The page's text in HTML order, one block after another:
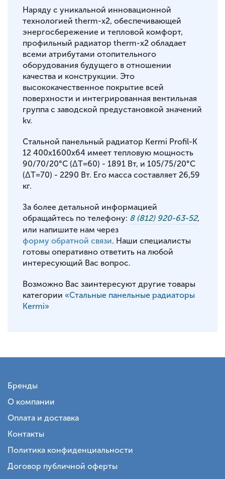
Наряду с уникальной инновационной
технологией therm-x2, обеспечивающей
энергосбережение и тепловой комфорт,
профильный радиатор therm-x2 обладает
всеми атрибутами отопительного
оборудования будущего в отношении
качества и конструкции. Это
высококачественное покрытие всей
поверхности и интегрированная вентильная
группа с заводской предустановкой значений
kv.
Стальной панельный радиатор Kermi Profil-K
12 400x1600x64 имеет тепловую мощность
90/70/20°С (ΔT=60) - 1891 Вт, и 105/75/20°С
(ΔT=70) - 2290 Вт. Его масса составляет 26,59
кг.
За более детальной информацией
обращайтесь по телефону: 8 (812) 920-63-52,
или напишите нам через
форму обратной связи. Наши специалисты
готовы оперативно ответить на любой
интересующий Вас вопрос.
Возможно Вас заинтересуют другие товары
категории «Стальные панельные радиаторы
Kermi»
Бренды
О компании
Оплата и доставка
Контакты
Политика конфиденциальности
Договор публичной оферты